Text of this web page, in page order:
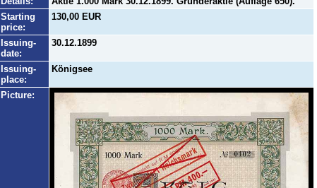
Starting
price:
130,00 EUR
Issuing-
date:
30.12.1899
Issuing-
place:
Königsee
Picture: